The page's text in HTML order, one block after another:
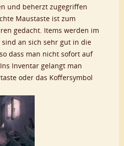
und beherzt zugegriffen
Maustaste ist zum
gedacht. Items werden im
an sich sehr gut in die
dass man nicht sofort auf
Inventar gelangt man
oder das Koffersymbol